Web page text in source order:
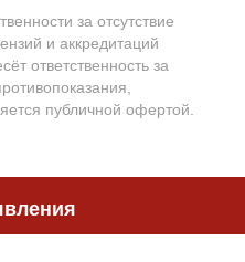
за отсутствие
и аккредитаций
ответственность за
публичной офертой.